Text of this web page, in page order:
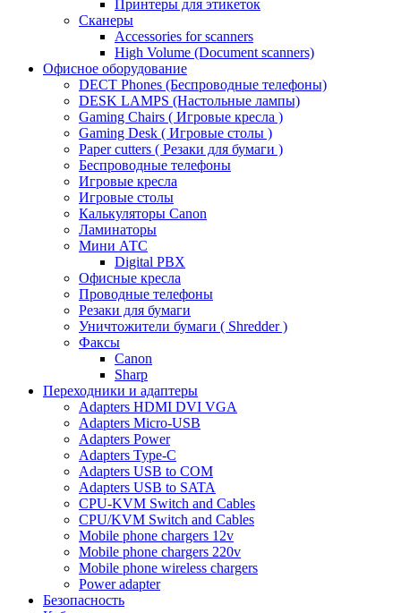
Принтеры для этикеток
Сканеры
Accessories for scanners
High Volume (Document scanners)
Офисное оборудование
DECT Phones (Беспроводные телефоны)
DESK LAMPS (Настольные лампы)
Gaming Chairs ( Игровые кресла )
Gaming Desk ( Игровые столы )
Paper cutters ( Резаки для бумаги )
Беспроводные телефоны
Игровые кресла
Игровые столы
Калькуляторы Canon
Ламинаторы
Мини АТС
Digital PBX
Офисные кресла
Проводные телефоны
Резаки для бумаги
Уничтожители бумаги ( Shredder )
Факсы
Canon
Sharp
Переходники и адаптеры
Adapters HDMI DVI VGA
Adapters Micro-USB
Adapters Power
Adapters Type-C
Adapters USB to COM
Adapters USB to SATA
CPU-KVM Switch and Cables
CPU/KVM Switch and Cables
Mobile phone chargers 12v
Mobile phone chargers 220v
Mobile phone wireless chargers
Power adapter
Безопасность